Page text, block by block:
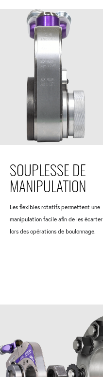
SOUPLESSE DE
MANIPULATION
Les flexibles rotatifs permettent une
manipulation facile afin de les écarter
lors des opérations de boulonnage.